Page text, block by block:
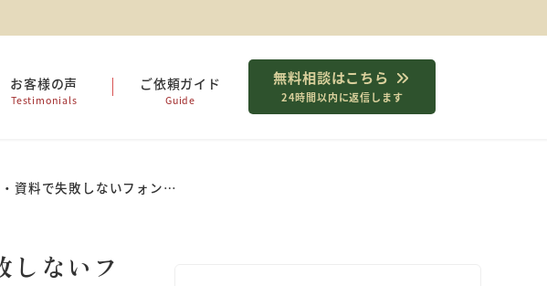
お客様の声
Testimonials
ご依頼ガイド
Guide
無料相談はこちら
24時間以内に返信します
資料で失敗しないフォン…
しないフ